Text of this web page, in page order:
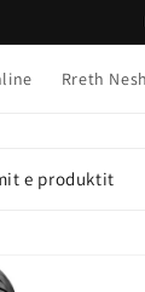
Rreth Nesh
e produktit